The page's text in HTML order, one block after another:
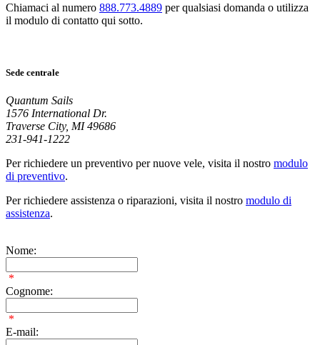
Chiamaci al numero 888.773.4889 per qualsiasi domanda o utilizza
il modulo di contatto qui sotto.
Sede centrale
Quantum Sails
1576 International Dr.
Traverse City, MI 49686
231-941-1222
Per richiedere un preventivo per nuove vele, visita il nostro modulo
di preventivo.
Per richiedere assistenza o riparazioni, visita il nostro modulo di
assistenza.
Nome:
*
Cognome:
*
E-mail: